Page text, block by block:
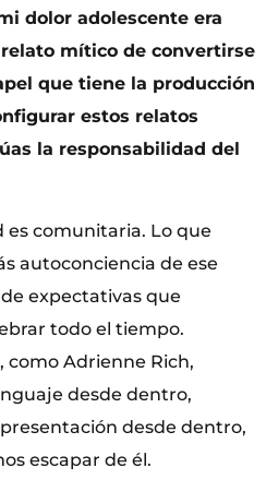
dolor adolescente era
mítico de convertirse
que tiene la producción
estos relatos
la responsabilidad del
es comunitaria. Lo que
autoconciencia de ese
expectativas que
todo el tiempo.
como Adrienne Rich,
desde dentro,
desde dentro,
escapar de él.